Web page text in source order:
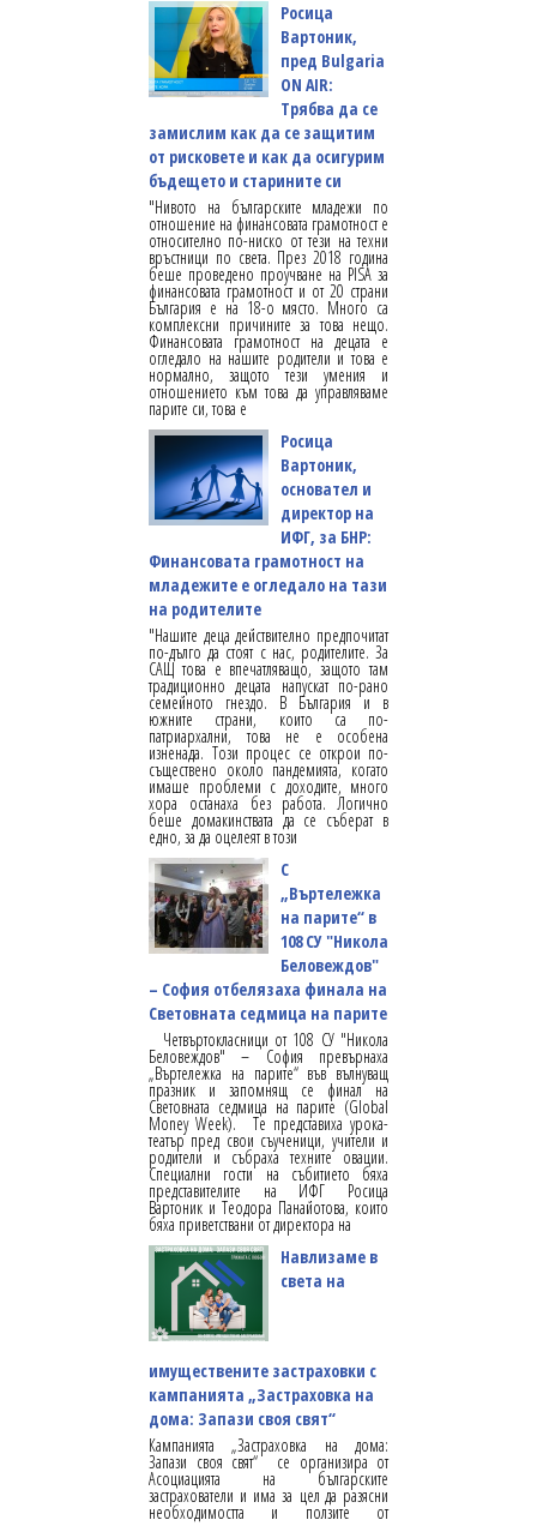
Росица
Вартоник,
пред Bulgaria
ON AIR:
Трябва да се
замислим как да се защитим
от рисковете и как да осигурим
бъдещето и старините си
"Нивото на българските младежи по
отношение на финансовата грамотност е
относително по-ниско от тези на техни
връстници по света. През 2018 година
беше проведено проучване на PISA за
финансовата грамотност и от 20 страни
България е на 18-о място. Много са
комплексни причините за това нещо.
Финансовата грамотност на децата е
огледало на нашите родители и това е
нормално, защото тези умения и
отношението към това да управляваме
парите си, това е
Росица
Вартоник,
основател и
директор на
ИФГ, за БНР:
Финансовата грамотност на
младежите е огледало на тази
на родителите
"Нашите деца действително предпочитат
по-дълго да стоят с нас, родителите. За
САЩ това е впечатляващо, защото там
традиционно децата напускат по-рано
семейното гнездо. В България и в
южните страни, които са по-
патриархални, това не е особена
изненада. Този процес се открои по-
съществено около пандемията, когато
имаше проблеми с доходите, много
хора останаха без работа. Логично
беше домакинствата да се съберат в
едно, за да оцелеят в този
С
„Въртележка
на парите“ в
108 СУ "Никола
Беловеждов"
– София отбелязаха финала на
Световната седмица на парите
Четвъртокласници от 108 СУ "Никола
Беловеждов" – София превърнаха
„Въртележка на парите“ във вълнуващ
празник и запомнящ се финал на
Световната седмица на парите (Global
Money Week). Те представиха урока-
театър пред свои съученици, учители и
родители и събраха техните овации.
Специални гости на събитието бяха
представителите на ИФГ Росица
Вартоник и Теодора Панайотова, които
бяха приветствани от директора на
Навлизаме в
света на
имуществените застраховки с
кампанията „Застраховка на
дома: Запази своя свят“
Кампанията „Застраховка на дома:
Запази своя свят“ се организира от
Асоциацията на българските
застрахователи и има за цел да разясни
необходимостта и ползите от